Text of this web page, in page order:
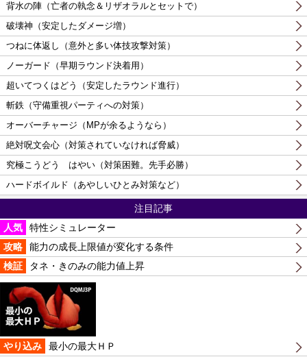
背水の陣（亡者の執念＆リザオラルとセットで）
破壊神（安定したダメージ増）
つねに体返し（意外と多い体技攻撃対策）
ノーガード（早期ラウンド決着用）
超いてつくはどう（安定したラウンド進行）
斬鉄（守備重視パーティへの対策）
オーバーチャージ（MPが余るようなら）
絶対呪文会心（対策されていなければ脅威）
究極こうどう はやい（対策困難。先手必勝）
ハードボイルド（あやしいひとみ対策など）
注目記事
人気
特性シミュレーター
攻略
能力の成長上限値が変化する条件
検証
タネ・きのみの能力値上昇
やり込み 最小の最大ＨＰ